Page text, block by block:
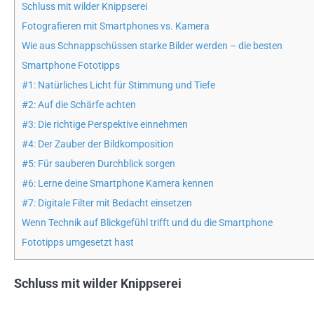
Schluss mit wilder Knippserei
Fotografieren mit Smartphones vs. Kamera
Wie aus Schnappschüssen starke Bilder werden – die besten
Smartphone Fototipps
#1: Natürliches Licht für Stimmung und Tiefe
#2: Auf die Schärfe achten
#3: Die richtige Perspektive einnehmen
#4: Der Zauber der Bildkomposition
#5: Für sauberen Durchblick sorgen
#6: Lerne deine Smartphone Kamera kennen
#7: Digitale Filter mit Bedacht einsetzen
Wenn Technik auf Blickgefühl trifft und du die Smartphone
Fototipps umgesetzt hast
Schluss mit wilder Knippserei